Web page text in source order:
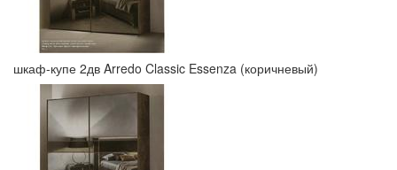
шкаф-купе 2дв Arredo Classic Essenza (коричневый)